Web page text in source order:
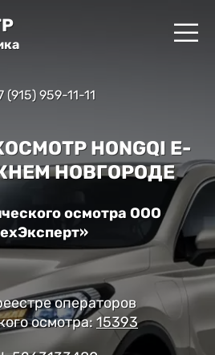
(915) 959-11-11
HONGQI E-
НОВГОРОДЕ
осмотра ООО
операторов
осмотра:15393